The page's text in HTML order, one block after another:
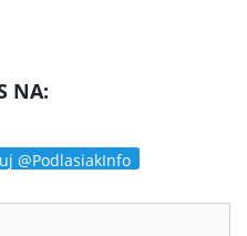
NA:
@PodlasiakInfo